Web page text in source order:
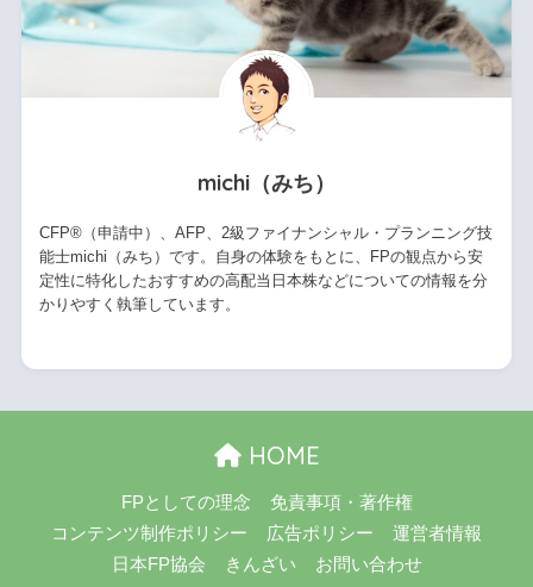
michi（みち）
CFP®（申請中）、AFP、2級ファイナンシャル・プランニング技
能士michi（みち）です。自身の体験をもとに、FPの観点から安
定性に特化したおすすめの高配当日本株などについての情報を分
かりやすく執筆しています。
HOME
FPとしての理念
免責事項・著作権
コンテンツ制作ポリシー
広告ポリシー
運営者情報
日本FP協会
きんざい お問い合わせ